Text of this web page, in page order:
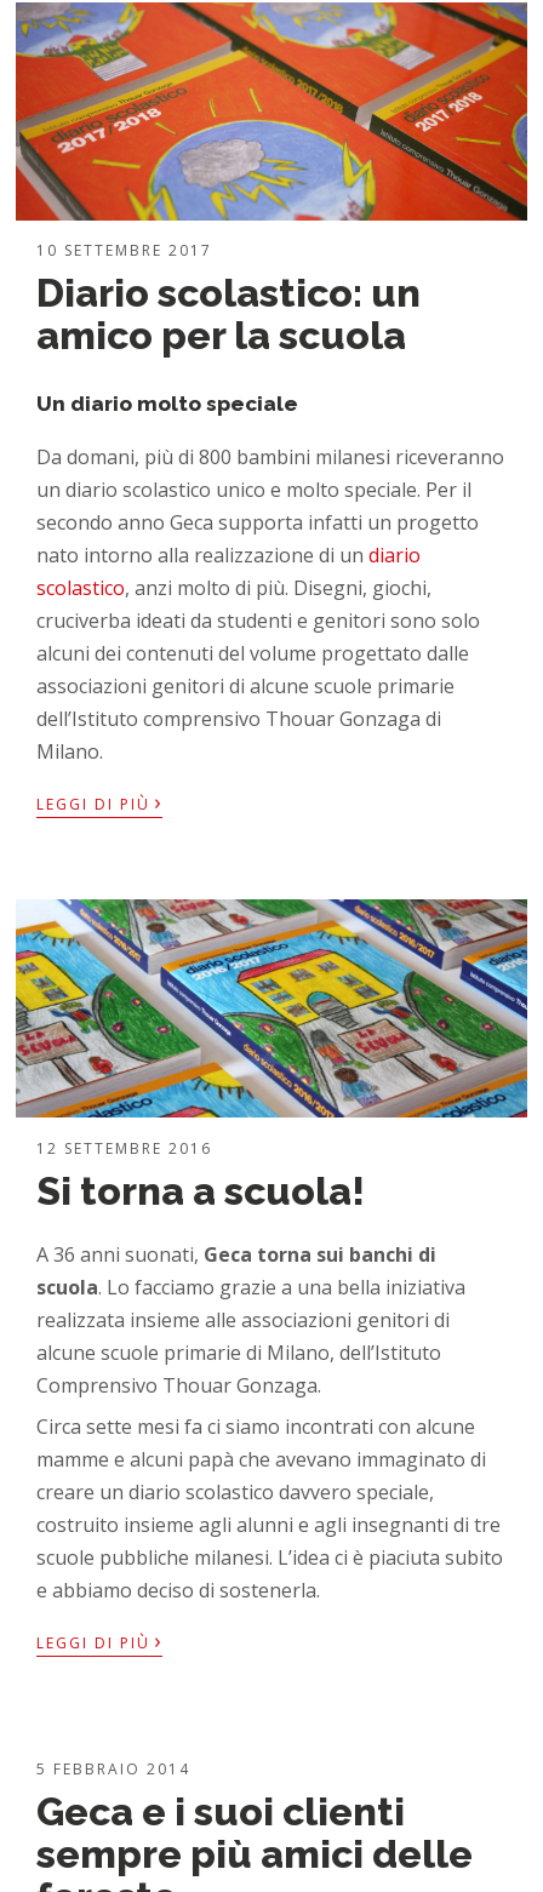
10 SETTEMBRE 2017
Diario scolastico: un
amico per la scuola
Un diario molto speciale
Da domani, più di 800 bambini milanesi riceveranno
un diario scolastico unico e molto speciale. Per il
secondo anno Geca supporta infatti un progetto
nato intorno alla realizzazione di undiario
scolastico, anzi molto di più. Disegni, giochi,
cruciverba ideati da studenti e genitori sono solo
alcuni dei contenuti del volume progettato dalle
associazioni genitori di alcune scuole primarie
dell’Istituto comprensivo Thouar Gonzaga di
Milano.
LEGGI DI PIÙ ›
12 SETTEMBRE 2016
Si torna a scuola!
A 36 anni suonati, Geca torna sui banchi di
scuola. Lo facciamo grazie a una bella iniziativa
realizzata insieme alle associazioni genitori di
alcune scuole primarie di Milano, dell’Istituto
Comprensivo Thouar Gonzaga.
Circa sette mesi fa ci siamo incontrati con alcune
mamme e alcuni papà che avevano immaginato di
creare un diario scolastico davvero speciale,
costruito insieme agli alunni e agli insegnanti di tre
scuole pubbliche milanesi. L’idea ci è piaciuta subito
e abbiamo deciso di sostenerla.
LEGGI DI PIÙ ›
5 FEBBRAIO 2014
Geca e i suoi clienti
sempre più amici delle